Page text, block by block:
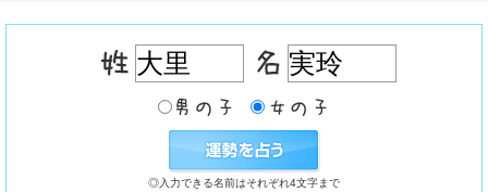
◎入力できる名前はそれぞれ4文字まで